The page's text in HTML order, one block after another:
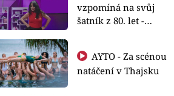
vzpomíná na svůj
šatník z 80. let -
natáčení v Thajsku